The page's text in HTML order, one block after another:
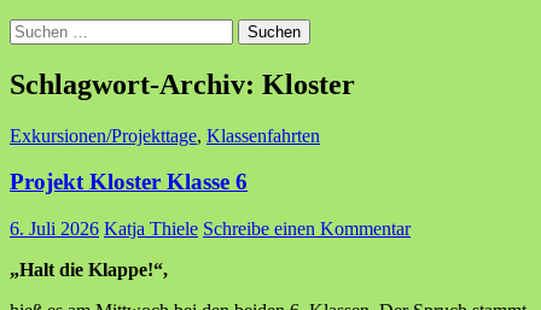
Suchen
nach:
Schlagwort-Archiv: Kloster
Exkursionen/Projekttage, Klassenfahrten
Projekt Kloster Klasse 6
6. Juli 2026 Katja Thiele Schreibe einen Kommentar
„Halt die Klappe!“,